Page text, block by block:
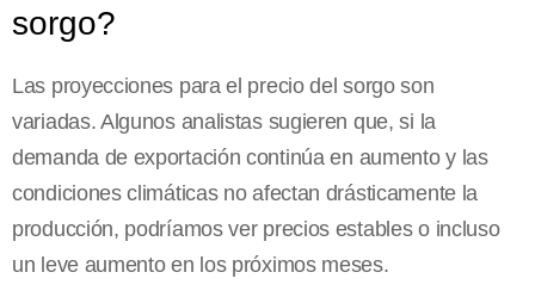
sorgo?
Las proyecciones para el precio del sorgo son
variadas. Algunos analistas sugieren que, si la
demanda de exportación continúa en aumento y las
condiciones climáticas no afectan drásticamente la
producción, podríamos ver precios estables o incluso
un leve aumento en los próximos meses.